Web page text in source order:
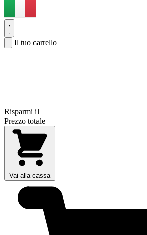
Il tuo carrello
Risparmi il
Prezzo totale
Vai alla cassa